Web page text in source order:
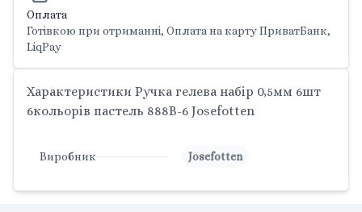
Оплата
Готівкою при отриманні, Оплата на карту ПриватБанк,
LiqPay
Характеристики Ручка гелева набір 0,5мм 6шт
6кольорів пастель 888B-6 Josefotten
Виробник Josefotten